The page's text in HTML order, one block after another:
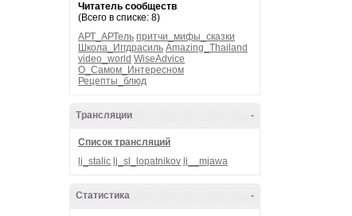
Читатель сообществ
(Всего в списке: 8)
АРТ_АРТель притчи_мифы_сказки
Школа_Иггдрасиль Amazing_Thailand
video_world WiseAdvice
О_Самом_Интересном
Рецепты_блюд
-
Трансляции
Список трансляций
lj_stalic lj_sl_lopatnikov lj__mjawa
-
Статистика